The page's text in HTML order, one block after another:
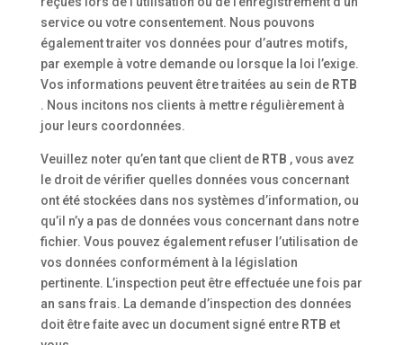
service ou votre consentement. Nous pouvons
également traiter vos données pour d’autres motifs,
par exemple à votre demande ou lorsque la loi l’exige.
Vos informations peuvent être traitées au sein de RTB
. Nous incitons nos clients à mettre régulièrement à
jour leurs coordonnées.
Veuillez noter qu’en tant que client de RTB , vous avez
le droit de vérifier quelles données vous concernant
ont été stockées dans nos systèmes d’information, ou
qu’il n’y a pas de données vous concernant dans notre
fichier. Vous pouvez également refuser l’utilisation de
vos données conformément à la législation
pertinente. L’inspection peut être effectuée une fois par
an sans frais. La demande d’inspection des données
doit être faite avec un document signé entre RTB et